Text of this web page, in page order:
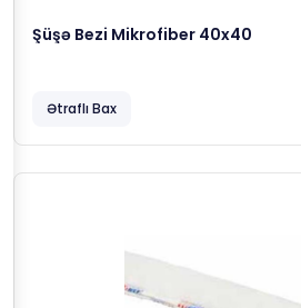
Şüşə Bezi Mikrofiber 40x40
Ətraflı Bax